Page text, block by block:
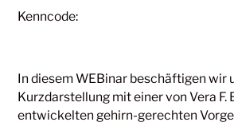
Kenncode:
In diesem WEBinar beschäftigen wir
Kurzdarstellung mit einer von Vera F.
entwickelten gehirn-gerechten